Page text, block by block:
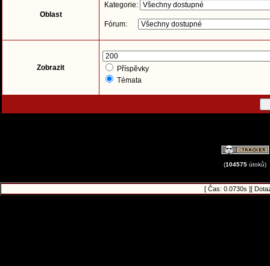
Oblast
Kategorie:
Fórum:
Zobrazit
Příspěvky
Témata
(104575 útoků)
[ Čas: 0.0730s ][